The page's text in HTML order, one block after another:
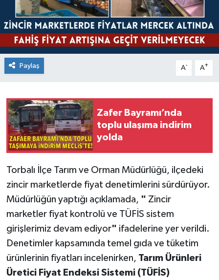
Paylaş A- A+
Zafer Bayramı’nda
toplu ulaşıma indirim
yolda
Torbalı İlçe Tarım ve Orman Müdürlüğü, ilçedeki
zincir marketlerde fiyat denetimlerini sürdürüyor.
Müdürlüğün yaptığı açıklamada, " Zincir
marketler fiyat kontrolü ve TÜFİS sistem
girişlerimiz devam ediyor" ifadelerine yer verildi.
Denetimler kapsamında temel gıda ve tüketim
ürünlerinin fiyatları incelenirken, Tarım Ürünleri
Üretici Fiyat Endeksi Sistemi (TÜFİS)